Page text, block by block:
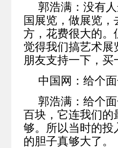
郭浩满：没有
国展览，做展览
方，花费很大的。
觉得我们搞艺术
朋友支持一下，买
中国网：给个
郭浩满：给个
百块，它连我们的
够。所以当时的投
的胆子真够大了。